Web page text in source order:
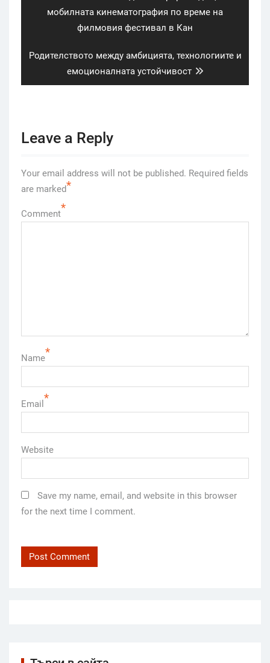
post:
мобилната кинематография по време на
филмовия фестивал в Кан
Next
Родителството между амбицията, технологиите и
емоционалната устойчивост
Leave a Reply
Your email address will not be published. Required fields
are marked*
Comment*
Name*
Email *
Website
Save my name, email, and website in this browser
for the next time I comment.